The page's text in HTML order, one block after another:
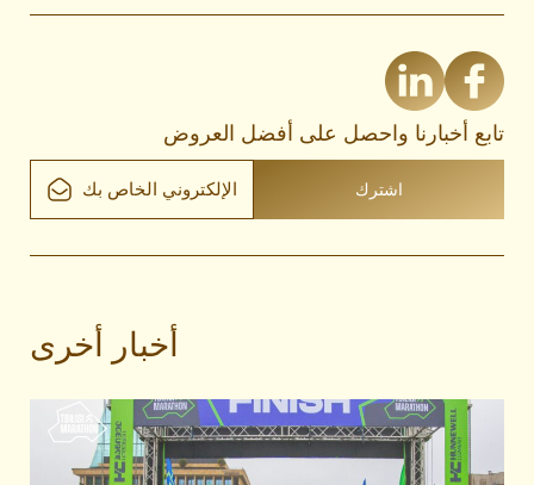
تابع أخبارنا واحصل على أفضل العروض
أخبار أخرى